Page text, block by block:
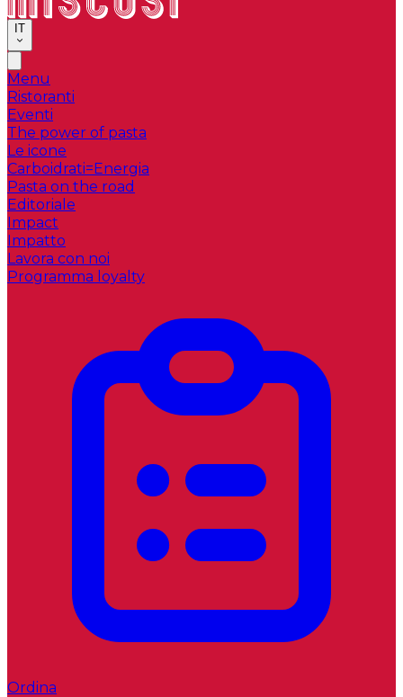
IT
Menu
Ristoranti
Eventi
The power of pasta
Le icone
Carboidrati=Energia
Pasta on the road
Editoriale
Impact
Impatto
Lavora con noi
Programma loyalty
Ordina